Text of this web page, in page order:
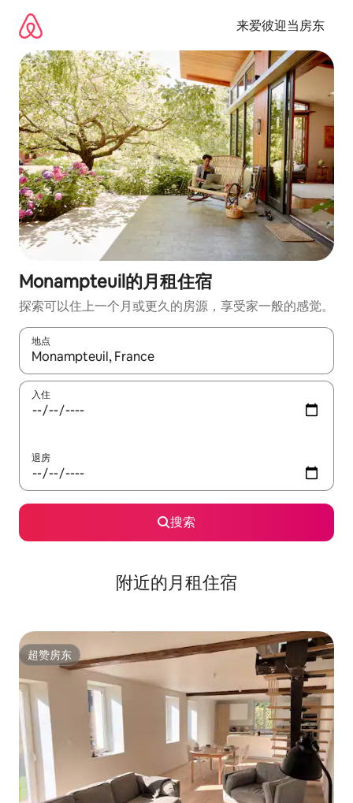
来爱彼迎当房东
Monampteuil的月租住宿
探索可以住上一个月或更久的房源，享受家一般的感觉。
地点
如有搜索结果，请使用上下方向键查看，或通过点击或滑动手势
入住
退房
搜索
附近的月租住宿
超赞房东
超赞房东